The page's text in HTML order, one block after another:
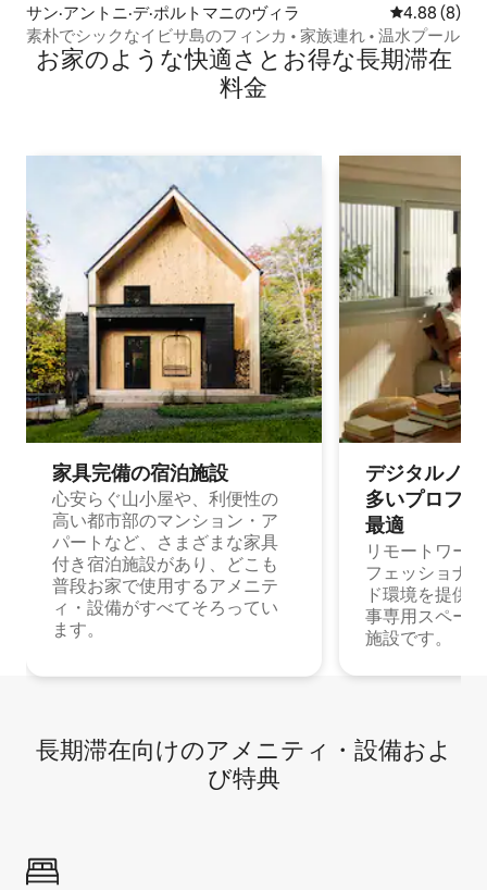
サン·アントニ·デ·ポルトマニのヴィラ レビュー8件
4.88 (8)
素朴でシックなイビサ島のフィンカ • 家族連れ • 温水プール
お家のような快⁠適⁠さ⁠とお⁠得⁠な長⁠期⁠滞⁠在
料⁠金
家具完備の宿⁠泊⁠施⁠設
心安らぐ山小屋や、利便性の
高い都市部のマンション・ア
パートなど、さまざまな家具
付き宿泊施設があり、どこも
普段お家で使用するアメニテ
ィ・設備がすべてそろってい
ます。
デジタルノ
多⁠いプ⁠ロ⁠フ⁠
最⁠適
リモートワー
フェッショナ
ド環境を提供
事専用スペー
施設です。
長期滞在向け⁠のア⁠メ⁠ニ⁠テ⁠ィ⁠・設⁠備⁠およ
び特⁠典